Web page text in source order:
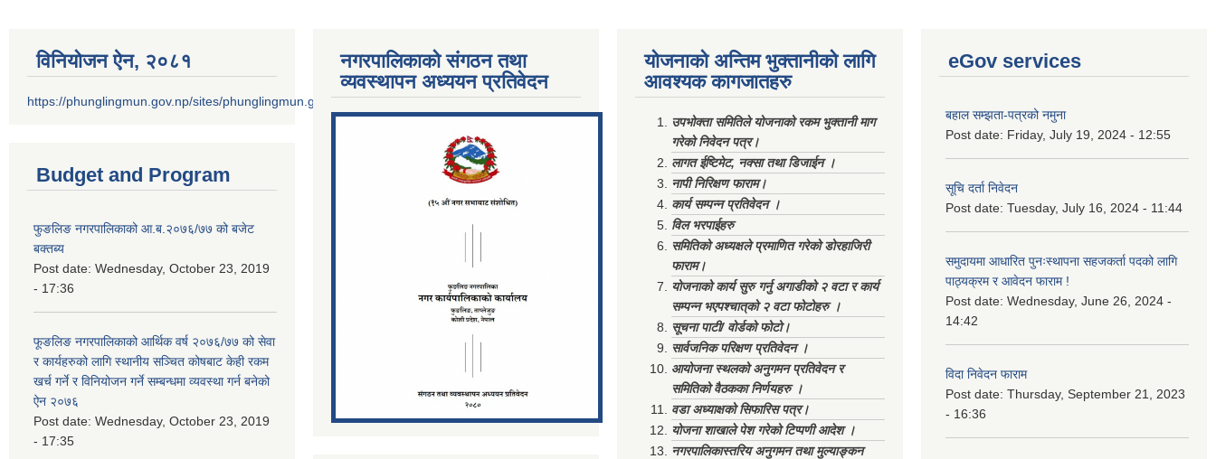
विनियोजन ऐन‚ २०८१
https://phunglingmun.gov.np/sites/phunglingmun.gov.np/files/documents/Al...
Budget and Program
फुङलिङ नगरपालिकाको आ.ब.२०७६/७७ को बजेट
बक्तब्य
Post date: Wednesday, October 23, 2019
- 17:36
फूङलिङ नगरपालिकाको आर्थिक वर्ष २०७६/७७ को सेवा
र कार्यहरुको लागि स्थानीय सञ्चित कोषबाट केही रकम
खर्च गर्ने र विनियोजन गर्ने सम्बन्धमा व्यवस्था गर्न बनेको
ऐन २०७६
Post date: Wednesday, October 23, 2019
- 17:35
नगरपालिकाको संगठन तथा
व्यवस्थापन अध्ययन प्रतिवेदन
योजनाको अन्तिम भुक्तानीको लागि
आवश्यक कागजातहरु
उपभोक्ता समितिले योजनाको रकम भुक्तानी माग
गरेको निवेदन पत्र।
लागत ईष्टिमेट, नक्सा तथा डिजाईन ।
नापी निरिक्षण फाराम।
कार्य सम्पन्न प्रतिवेदन ।
विल भरपाईहरु
समितिको अध्यक्षले प्रमाणित गरेको डोरहाजिरी
फाराम।
योजनाको कार्य सुरु गर्नु अगाडीको २ वटा र कार्य
सम्पन्न भएपश्चात्‌को २ वटा फोटोहरु ।
सूचना पाटी/ वोर्डको फोटो।
सार्वजनिक परिक्षण प्रतिवेदन ।
आयोजना स्थलको अनुगमन प्रतिवेदन र
समितिको वैठकका निर्णयहरु ।
वडा अध्याक्षको सिफारिस पत्र।
योजना शाखाले पेश गरेको टिप्पणी आदेश ।
नगरपालिकास्तरिय अनुगमन तथा मुल्याङ्कन
eGov services
बहाल सम्झता-पत्रको नमुना
Post date: Friday, July 19, 2024 - 12:55
सूचि दर्ता निवेदन
Post date: Tuesday, July 16, 2024 - 11:44
समुदायमा आधारित पुनःस्थापना सहजकर्ता पदको लागि
पाठ्यक्रम र आवेदन फाराम !
Post date: Wednesday, June 26, 2024 -
14:42
विदा निवेदन फाराम
Post date: Thursday, September 21, 2023
- 16:36